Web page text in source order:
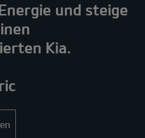
und steige
Kia.